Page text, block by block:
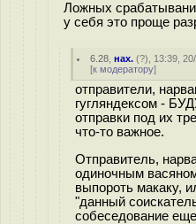
Ложных
у себя это проще
6.28 ,нах. (?), 13:39,
[к модератору]
отправители,
гугляндексом -
отправки под их
что-то важное.
Отправитель,
одиночным
выпороть макаку,
"данный
собеседование